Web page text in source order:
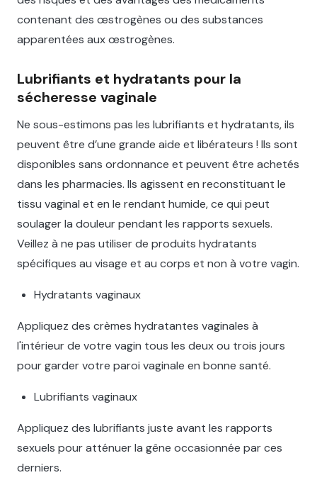
contenant des œstrogènes ou des substances
apparentées aux œstrogènes.
Lubrifiants et hydratants pour la
sécheresse vaginale
Ne sous-estimons pas les lubrifiants et hydratants, ils
peuvent être d’une grande aide et libérateurs ! Ils sont
disponibles sans ordonnance et peuvent être achetés
dans les pharmacies. Ils agissent en reconstituant le
tissu vaginal et en le rendant humide, ce qui peut
soulager la douleur pendant les rapports sexuels.
Veillez à ne pas utiliser de produits hydratants
spécifiques au visage et au corps et non à votre vagin.
Hydratants vaginaux
Appliquez des crèmes hydratantes vaginales à
l'intérieur de votre vagin tous les deux ou trois jours
pour garder votre paroi vaginale en bonne santé.
Lubrifiants vaginaux
Appliquez des lubrifiants juste avant les rapports
sexuels pour atténuer la gêne occasionnée par ces
derniers.